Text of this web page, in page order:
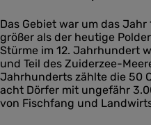
Das Gebiet war um das
größer als der heutige
Stürme im 12. Jahrhundert
und Teil des Zuiderzee-
Jahrhunderts zählte die 50
acht Dörfer mit ungefähr
von Fischfang und